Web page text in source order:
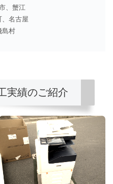
、蟹江
、名古屋
島村
実績のご紹介